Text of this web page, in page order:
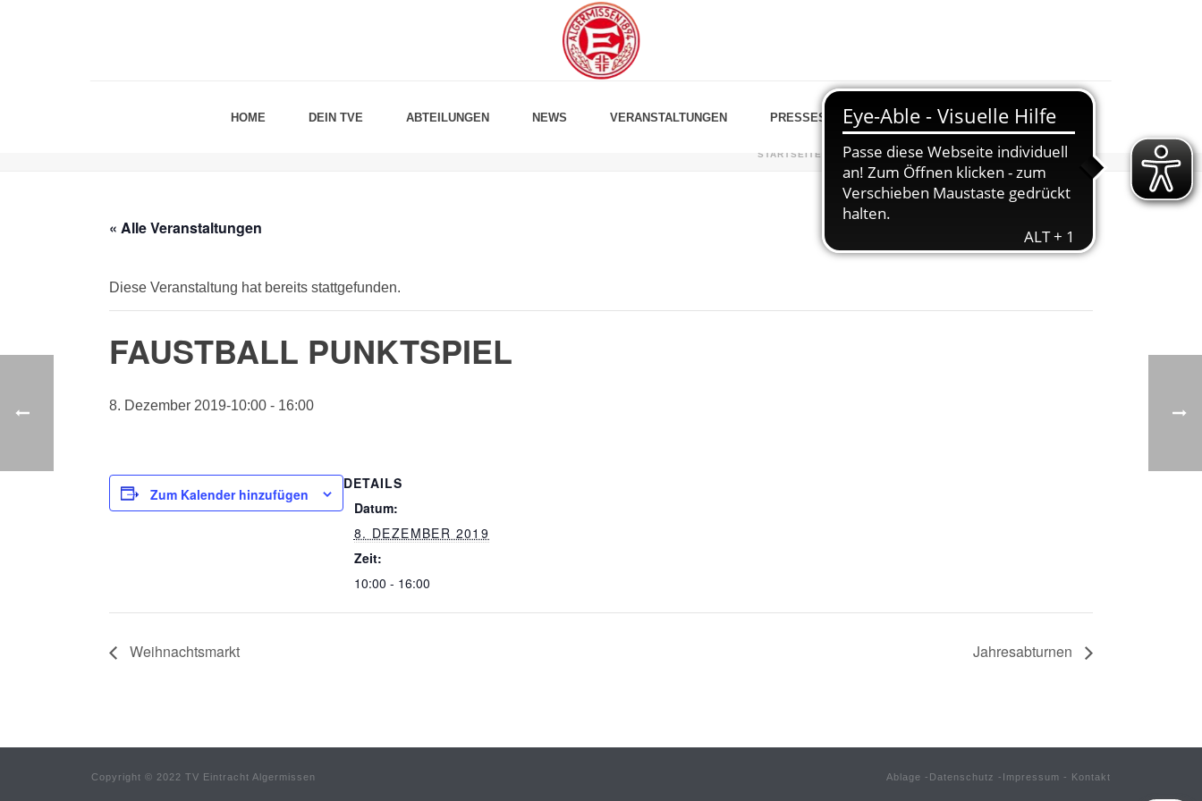
HOME DEIN TVE ABTEILUNGEN NEWS VERANSTALTUNGEN PRESSESPIEGEL SHOP
STARTSEITE VERANSTALTUNGEN» FAUSTBALL PUNKTSPIEL
« Alle Veranstaltungen
Diese Veranstaltung hat bereits stattgefunden.
FAUSTBALL PUNKTSPIEL
8. Dezember 2019-10:00 - 16:00
Zum Kalender hinzufügen
DETAILS
Datum:
8. DEZEMBER 2019
Zeit:
10:00 - 16:00
Weihnachtsmarkt Jahresabturnen
Copyright © 2022 TV Eintracht Algermissen Ablage - Datenschutz - Impressum - Kontakt